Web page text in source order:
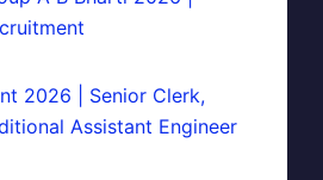
2026 | Senior Clerk,
Assistant Engineer